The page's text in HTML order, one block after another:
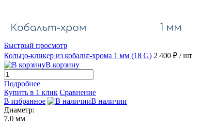
Быстрый просмотр
Кольцо-кликер из кобальт-хрома 1 мм (18 G) 2 400 ₽ / шт
В корзину
Подробнее
Купить в 1 клик Сравнение
В избранное
В наличии
Диаметр:
7.0 мм